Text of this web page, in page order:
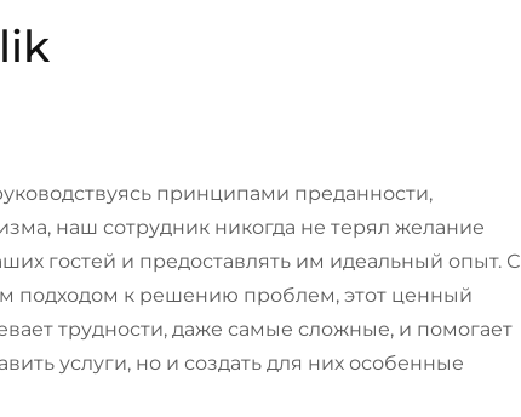
принципами преданности,
наш сотрудник никогда не терял желание
гостей и предоставлять им идеальный опыт. С
подходом к решению проблем, этот ценный
трудности, даже самые сложные, и помогает
услуги, но и создать для них особенные